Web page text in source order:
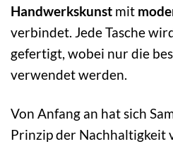
Handwerkskunst mit
verbindet. Jede Tasche
gefertigt, wobei nur die
verwendet werden.
Von Anfang an hat sich
Prinzip der Nachhaltigkeit